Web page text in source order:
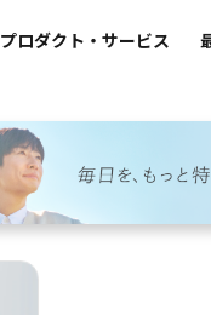
プロダクト・サービス